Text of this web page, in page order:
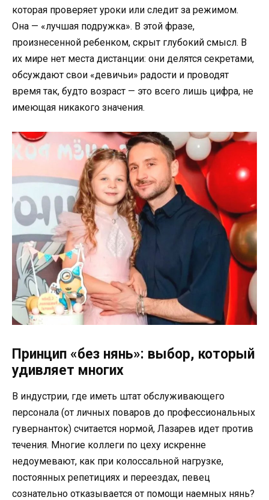
которая проверяет уроки или следит за режимом.
Она — «лучшая подружка». В этой фразе,
произнесенной ребенком, скрыт глубокий смысл. В
их мире нет места дистанции: они делятся секретами,
обсуждают свои «девичьи» радости и проводят
время так, будто возраст — это всего лишь цифра, не
имеющая никакого значения.
Принцип «без нянь»: выбор, который
удивляет многих
В индустрии, где иметь штат обслуживающего
персонала (от личных поваров до профессиональных
гувернанток) считается нормой, Лазарев идет против
течения. Многие коллеги по цеху искренне
недоумевают, как при колоссальной нагрузке,
постоянных репетициях и переездах, певец
сознательно отказывается от помощи наемных нянь?